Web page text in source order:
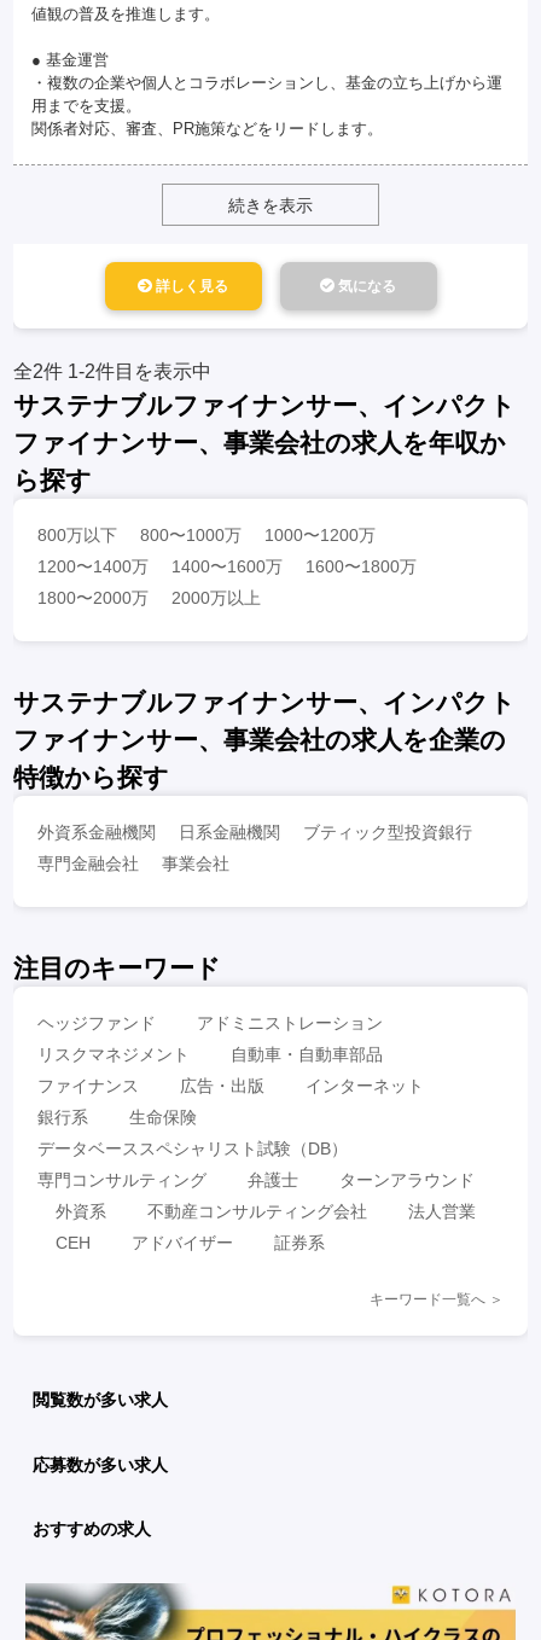
値観の普及を推進します。
● 基金運営
・複数の企業や個人とコラボレーションし、基金の立ち上げから運
用までを支援。
関係者対応、審査、PR施策などをリードします。
続きを表示
詳しく見る 気になる
全2件 1-2件目を表示中
サステナブルファイナンサー、インパクト
ファイナンサー、事業会社の求人を年収か
ら探す
800万以下 800〜1000万
1000〜1200万
1200〜1400万
1400〜1600万
1600〜1800万
1800〜2000万
2000万以上
サステナブルファイナンサー、インパクト
ファイナンサー、事業会社の求人を企業の
特徴から探す
外資系金融機関 日系金融機関
ブティック型投資銀行
専門金融会社
事業会社
注目のキーワード
ヘッジファンド
アドミニストレーション
リスクマネジメント
自動車・自動車部品
ファイナンス
広告・出版
インターネット
銀行系
生命保険
データベーススペシャリスト試験（DB）
専門コンサルティング
弁護士
ターンアラウンド
外資系
不動産コンサルティング会社
法人営業
CEH
アドバイザー 証券系
キーワード一覧へ ＞
閲覧数が多い求人
応募数が多い求人
おすすめの求人